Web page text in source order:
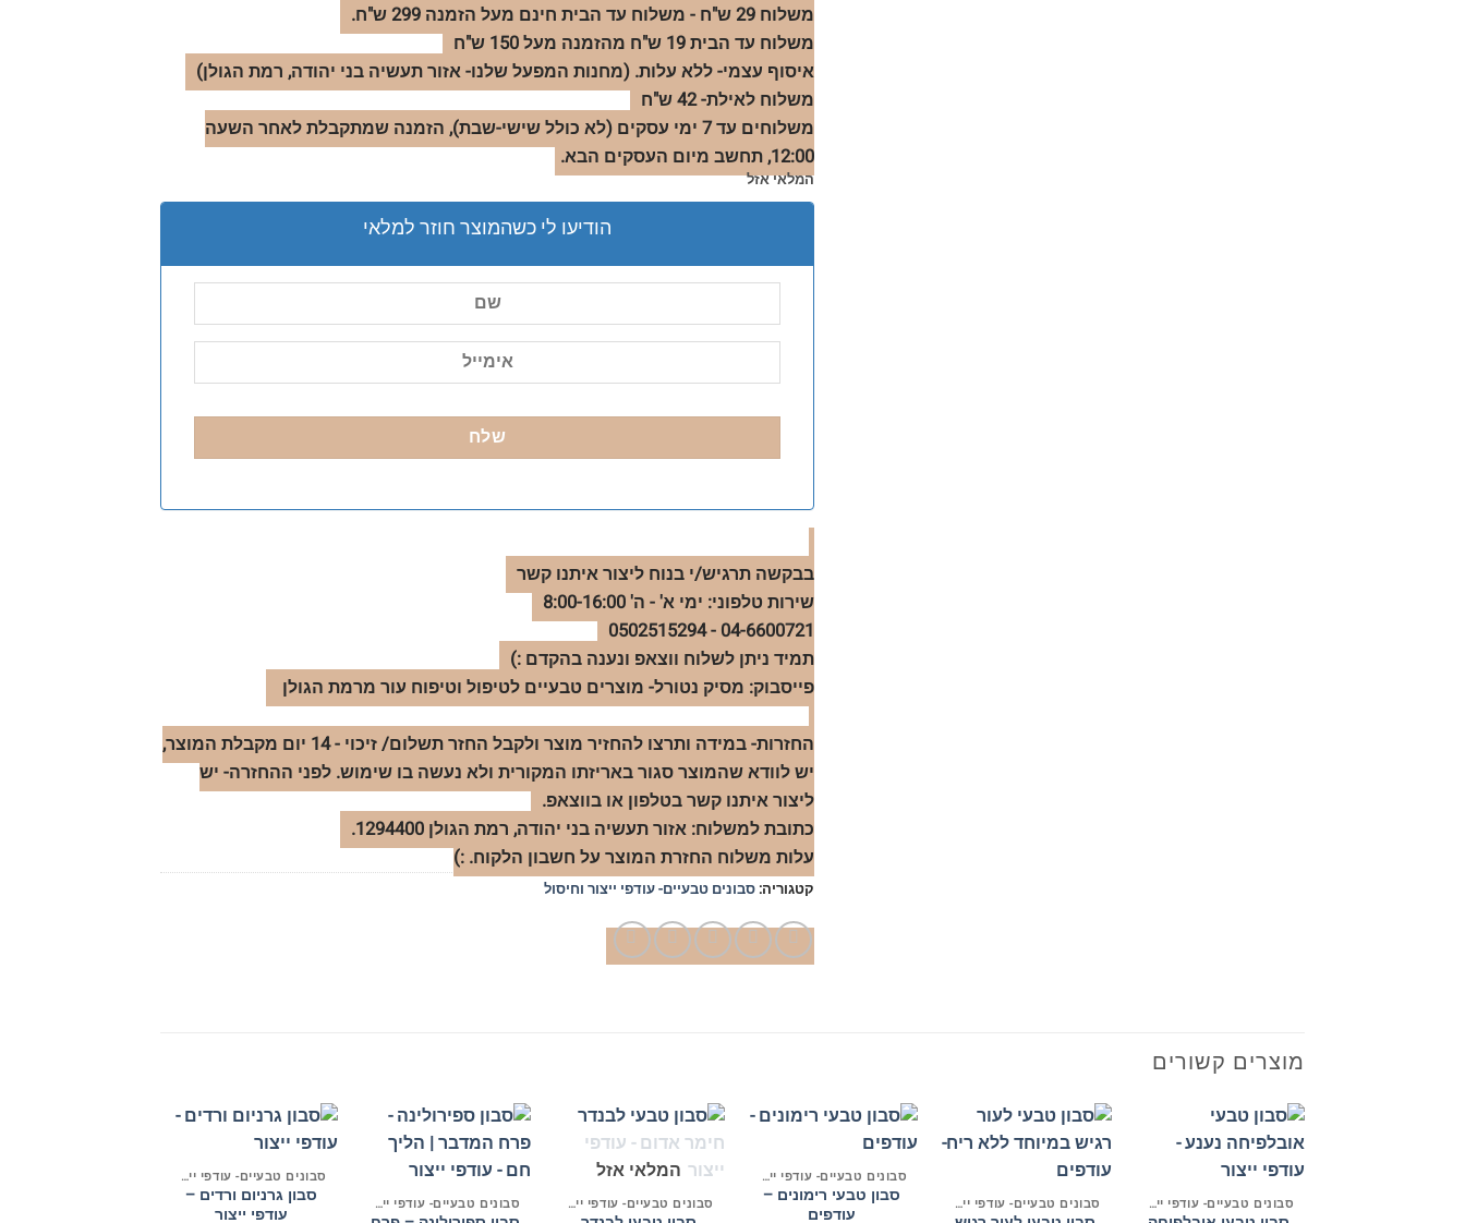
משלוח 29 ש"ח - משלוח עד הבית חינם מעל הזמנה 299 ש"ח.
משלוח עד הבית 19 ש"ח מהזמנה מעל 150 ש"ח
איסוף עצמי- ללא עלות. (מחנות המפעל שלנו- אזור תעשיה בני יהודה, רמת הגולן)
משלוח לאילת- 42 ש"ח
משלוחים עד 7 ימי עסקים (לא כולל שישי-שבת), הזמנה שמתקבלת לאחר השעה
12:00, תחשב מיום העסקים הבא.
המלאי אזל
הודיעו לי כשהמוצר חוזר למלאי
בבקשה תרגיש/י בנוח ליצור איתנו קשר
שירות טלפוני: ימי א' - ה' 8:00-16:00
04-6600721 - 0502515294
תמיד ניתן לשלוח ווצאפ ונענה בהקדם :)
פייסבוק: מסיק נטורל- מוצרים טבעיים לטיפול וטיפוח עור מרמת הגולן
החזרות- במידה ותרצו להחזיר מוצר ולקבל החזר תשלום/ זיכוי - 14 יום מקבלת המוצר,
יש לוודא שהמוצר סגור באריזתו המקורית ולא נעשה בו שימוש. לפני ההחזרה- יש
ליצור איתנו קשר בטלפון או בווצאפ.
כתובת למשלוח: אזור תעשיה בני יהודה, רמת הגולן 1294400.
עלות משלוח החזרת המוצר על חשבון הלקוח. :)
קטגוריה: סבונים טבעיים- עודפי ייצור וחיסול
מוצרים קשורים
סבונים טבעיים- עודפי ייצור וחיסול סבונים טבעיים- עודפי ייצור וחיסול
סבונים טבעיים- עודפי ייצור וחיסול
סבון טבעי רימונים –
עודפים
המלאי אזל
סבונים טבעיים- עודפי ייצור וחיסול סבונים טבעיים- עודפי ייצור וחיסול
סבונים טבעיים- עודפי ייצור וחיסול
סבון גרניום ורדים –
עודפי ייצור